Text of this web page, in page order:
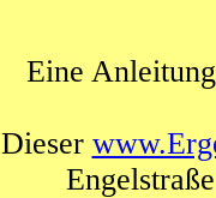
Eine
Dieser